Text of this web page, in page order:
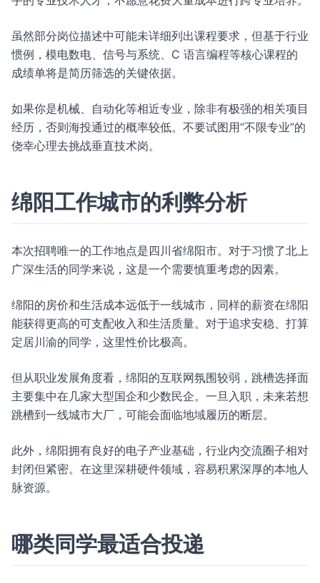
虽然部分岗位描述中可能未详细列出课程要求，但基于行业
惯例，模电数电、信号与系统、C 语言编程等核心课程的
成绩单将是简历筛选的关键依据。
如果你是机械、自动化等相近专业，除非有极强的相关项目
经历，否则海投通过的概率较低。不要试图用“不限专业”的
侥幸心理去挑战垂直技术岗。
绵阳工作城市的利弊分析
本次招聘唯一的工作地点是四川省绵阳市。对于习惯了北上
广深生活的同学来说，这是一个需要慎重考虑的因素。
绵阳的房价和生活成本远低于一线城市，同样的薪资在绵阳
能获得更高的可支配收入和生活质量。对于追求安稳、打算
定居川渝的同学，这里性价比极高。
但从职业发展角度看，绵阳的互联网氛围较弱，跳槽选择面
主要集中在几家大型国企和少数民企。一旦入职，未来若想
跳槽到一线城市大厂，可能会面临地域履历的断层。
此外，绵阳拥有良好的电子产业基础，行业内交流圈子相对
封闭但紧密。在这里深耕硬件领域，容易积累深厚的本地人
脉资源。
哪类同学最适合投递